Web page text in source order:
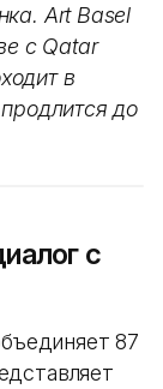
Art Basel
с Qatar
в
до
с
87